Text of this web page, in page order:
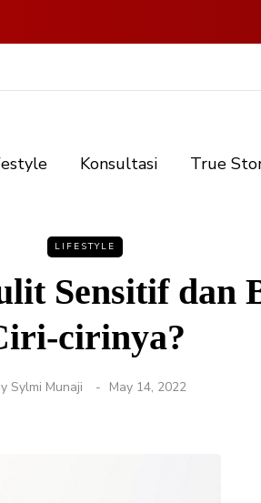
Konsultasi True
LIFESTYLE
Sensitif dan
cirinya?
Sylmi Munaji May 14, 2022